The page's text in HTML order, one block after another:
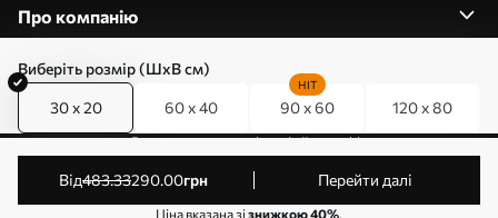
Виберіть розмір (ШхВ см)
30 x 20 60 x 40 90 x 60
HIT
120 x 80
від483.33290.00грн Перейти далі
Ціна вказана зізнижкою 40%.
Про компанію
0800357223
Редагування дозволів на файли cookie
© 2011-2026 Art-holst. Усі права захищені. Власник:
ТОВ “КЛЄВЄР”. Код ЄДРПОУ: 31780602.